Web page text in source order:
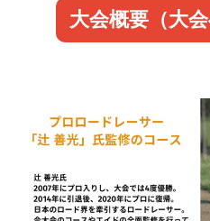
大会概要（大